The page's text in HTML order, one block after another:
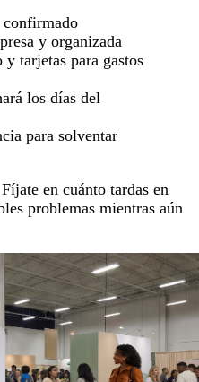
confirmado
y organizada
tarjetas para gastos
los días del
para solventar
en cuánto tardas en
problemas mientras aún